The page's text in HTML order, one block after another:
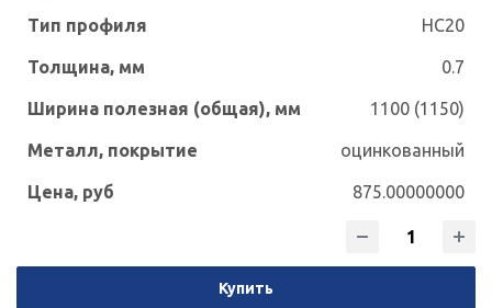
НС20
0.7
1100 (1150)
оцинкованный
875.00000000
Купить